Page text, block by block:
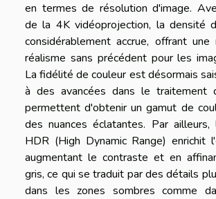
en termes de résolution d'image.
de la 4K vidéoprojection, la densité
considérablement accrue, offrant
réalisme sans précédent pour les
La fidélité de couleur est désormais
à des avancées dans le traitement
permettent d'obtenir un gamut de
des nuances éclatantes. Par ailleurs,
HDR (High Dynamic Range) enrichit
augmentant le contraste et en
gris, ce qui se traduit par des détails
dans les zones sombres comme